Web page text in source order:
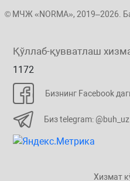
© МЧЖ «NORMA», 2019–2026.
Қўллаб-қувватлаш
1172
Бизнинг Facebook
Биз telegram:
Хизмат